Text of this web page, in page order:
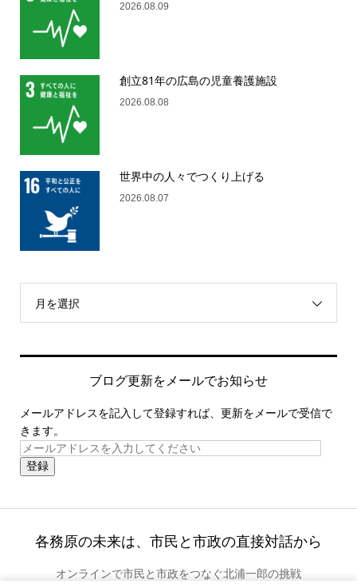
2026.08.09
創立81年の広島の児童養護施設
2026.08.08
世界中の人々でつくり上げる
2026.08.07
月を選択
ブログ更新をメールでお知らせ
メールアドレスを記入して登録すれば、更新をメールで受信で
きます。
登録
各務原の未来は、市民と市政の直接対話から
オンラインで市民と市政をつなぐ北浦一郎の挑戦